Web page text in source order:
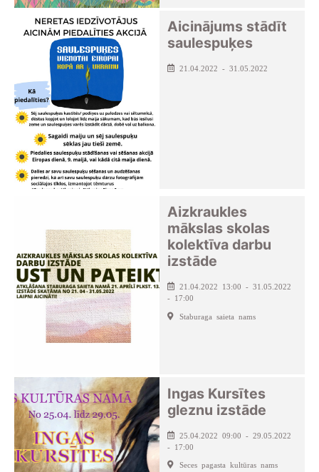
Aicinājums stādīt
saulespuķes
21.04.2022 - 31.05.2022
Aizkraukles
mākslas skolas
kolektīva darbu
izstāde
21.04.2022 13:00 - 31.05.2022
- 17:00
Staburaga saieta nams
Ingas Kursītes
gleznu izstāde
25.04.2022 09:00 - 29.05.2022
- 17:00
Seces pagasta kultūras nams